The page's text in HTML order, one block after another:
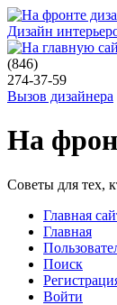
Дизайн
(846)
274-37-59
Вызов дизайнера
На
Советы для тех,
Главная
Главная
Поиск
Войти